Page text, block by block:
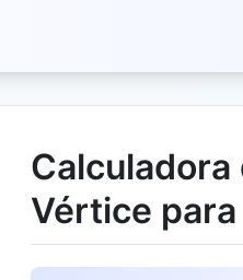
Calculadora
Vértice